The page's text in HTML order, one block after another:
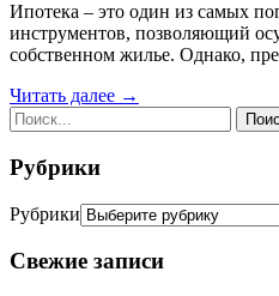
Ипотека – это один из самых
инструментов, позволяющий
собственном жилье. Однако,
Читать далее →
Рубрики
Рубрики
Свежие записи